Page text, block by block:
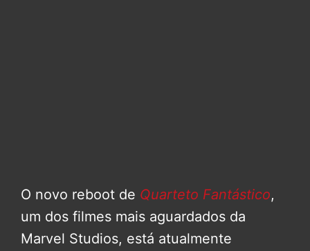
O novo reboot de Quarteto Fantástico,
um dos filmes mais aguardados da
Marvel Studios, está atualmente